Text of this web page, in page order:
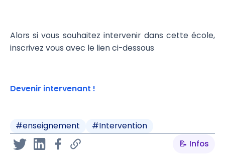
Alors si vous souhaitez intervenir dans cette école,
inscrivez vous avec le lien ci-dessous
Devenir intervenant !
#enseignement #Intervention
📝 Infos